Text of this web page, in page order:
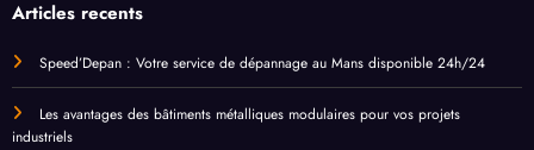
Articles recents
Speed’Depan : Votre service de dépannage au Mans disponible 24h/24
Les avantages des bâtiments métalliques modulaires pour vos projets
industriels